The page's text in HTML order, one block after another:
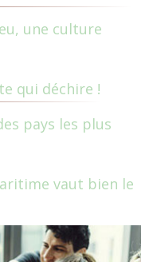
une culture
qui déchire !
pays les plus
vaut bien le